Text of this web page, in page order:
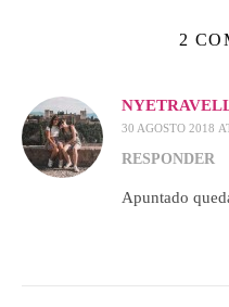
2
30 AGOSTO 2018
RESPONDER
Apuntado